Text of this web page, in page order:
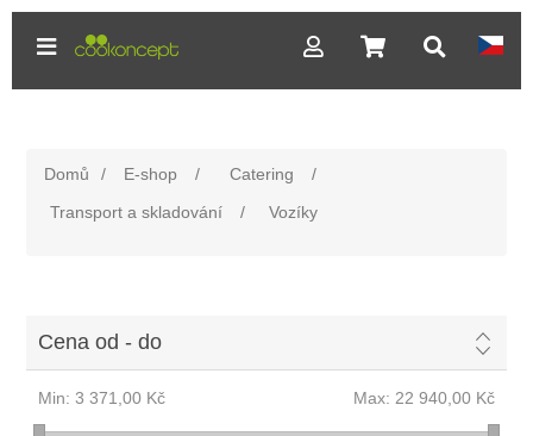
Domů / E-shop / Catering
/
Transport a skladování
/ Vozíky
Cena od - do
Min: 3 371,00 Kč Max: 22 940,00 Kč